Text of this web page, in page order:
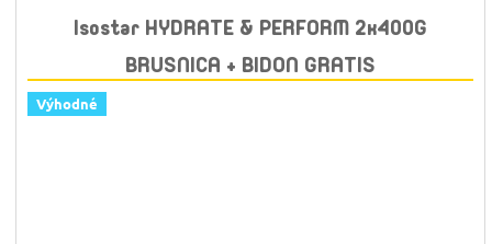
Isostar HYDRATE & PERFORM 2x400G
BRUSNICA + BIDON GRATIS
Výhodné